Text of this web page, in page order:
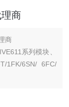
商
商
系列模块、
6SN/ 6FC/
程型变频器